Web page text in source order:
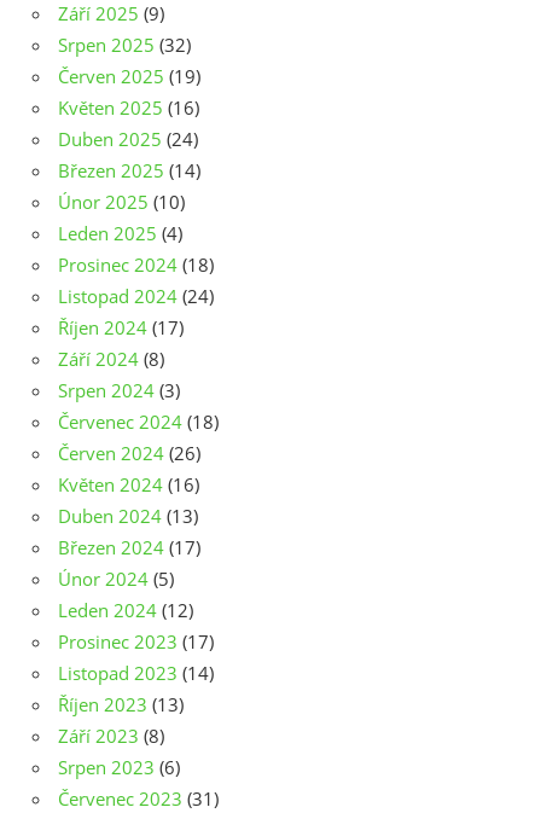
Září 2025 (9)
Srpen 2025 (32)
Červen 2025 (19)
Květen 2025 (16)
Duben 2025 (24)
Březen 2025 (14)
Únor 2025 (10)
Leden 2025 (4)
Prosinec 2024 (18)
Listopad 2024 (24)
Říjen 2024 (17)
Září 2024 (8)
Srpen 2024 (3)
Červenec 2024 (18)
Červen 2024 (26)
Květen 2024 (16)
Duben 2024 (13)
Březen 2024 (17)
Únor 2024 (5)
Leden 2024 (12)
Prosinec 2023 (17)
Listopad 2023 (14)
Říjen 2023 (13)
Září 2023 (8)
Srpen 2023 (6)
Červenec 2023 (31)